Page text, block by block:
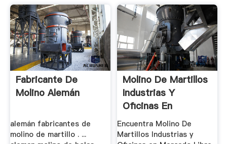
Fabricante De
Molino Alemán
alemán fabricantes de
molino de martillo . ...
Molino De Martillos
Industrias Y
Oficinas En
Mercado ...
Encuentra Molino De
Martillos Industrias y